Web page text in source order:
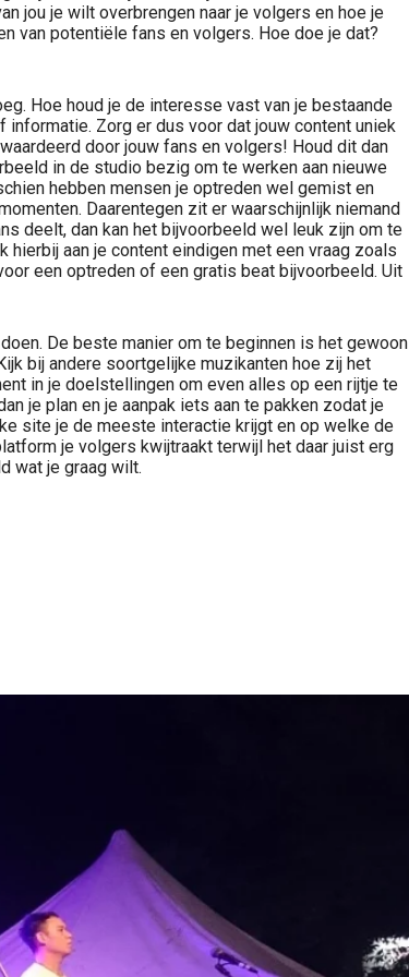
jou je wilt overbrengen naar je volgers en hoe je
van potentiële fans en volgers. Hoe doe je dat?
Hoe houd je de interesse vast van je bestaande
Zorg er dus voor dat jouw content uniek
door jouw fans en volgers! Houd dit dan
in de studio bezig om te werken aan nieuwe
hebben mensen je optreden wel gemist en
Daarentegen zit er waarschijnlijk niemand
deelt, dan kan het bijvoorbeeld wel leuk zijn om te
aan je content eindigen met een vraag zoals
een optreden of een gratis beat bijvoorbeeld. Uit
De beste manier om te beginnen is het gewoon
bij andere soortgelijke muzikanten hoe zij het
in je doelstellingen om even alles op een rijtje te
je plan en je aanpak iets aan te pakken zodat je
site je de meeste interactie krijgt en op welke de
je volgers kwijtraakt terwijl het daar juist erg
wat je graag wilt.